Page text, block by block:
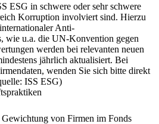
ESG in schwere oder sehr schwere
Korruption involviert sind. Hierzu
Anti-
wie u.a. die UN-Konvention gegen
werden bei relevanten neuen
jährlich aktualisiert. Bei
wenden Sie sich bitte direkt
ISS ESG)
von Firmen im Fonds